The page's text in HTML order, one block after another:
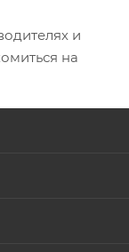
и
на